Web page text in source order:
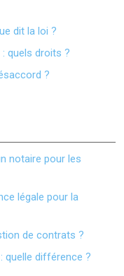
dit la loi ?
quels droits ?
?
notaire pour les
légale pour la
de contrats ?
quelle différence ?